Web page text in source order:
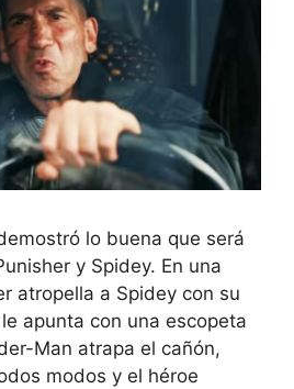
lo buena que será
y Spidey. En una
atropella a Spidey con su
apunta con una escopeta
Man atrapa el cañón,
modos y el héroe